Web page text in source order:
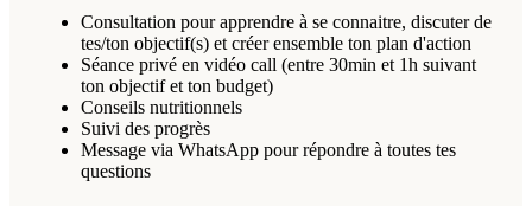
Consultation pour apprendre à se connaitre, discuter de
tes/ton objectif(s) et créer ensemble ton plan d'action
Séance privé en vidéo call (entre 30min et 1h suivant
ton objectif et ton budget)
Conseils nutritionnels
Suivi des progrès
Message via WhatsApp pour répondre à toutes tes
questions